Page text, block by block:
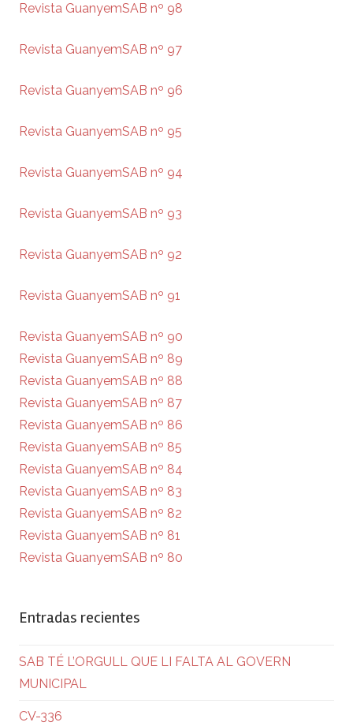
Revista GuanyemSAB nº 98
Revista GuanyemSAB nº 97
Revista GuanyemSAB nº 96
Revista GuanyemSAB nº 95
Revista GuanyemSAB nº 94
Revista GuanyemSAB nº 93
Revista GuanyemSAB nº 92
Revista GuanyemSAB nº 91
Revista GuanyemSAB nº 90
Revista GuanyemSAB nº 89
Revista GuanyemSAB nº 88
Revista GuanyemSAB nº 87
Revista GuanyemSAB nº 86
Revista GuanyemSAB nº 85
Revista GuanyemSAB nº 84
Revista GuanyemSAB nº 83
Revista GuanyemSAB nº 82
Revista GuanyemSAB nº 81
Revista GuanyemSAB nº 80
Entradas recientes
SAB TÉ L’ORGULL QUE LI FALTA AL GOVERN
MUNICIPAL
CV-336